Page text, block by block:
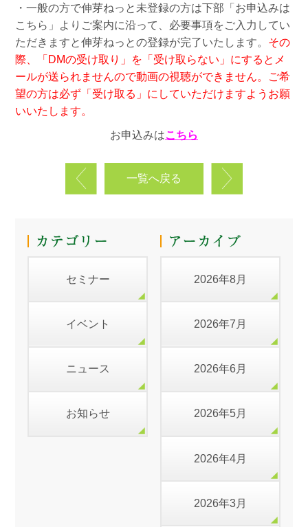
・一般の方で伸芽ねっと未登録の方は下部「お申込みは
こちら」よりご案内に沿って、必要事項をご入力してい
ただきますと伸芽ねっとの登録が完了いたします。 その
際、「DMの受け取り」を「受け取らない」にするとメ
ールが送られませんので動画の視聴ができません。ご希
望の方は必ず「受け取る」にしていただけますようお願
いいたします。
お申込みはこちら
一覧へ戻る
セミナー
イベント
ニュース
お知らせ
2026年8月
2026年7月
2026年6月
2026年5月
2026年4月
2026年3月